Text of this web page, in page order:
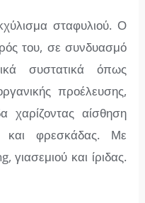
σταφυλιού. Ο
του, σε συνδυασμό
συστατικά όπως
προέλευσης,
χαρίζοντας αίσθηση
και φρεσκάδας. Με
γιασεμιού και ίριδας.